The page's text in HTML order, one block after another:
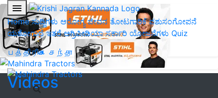
Home ಸುದ್ದಿಗಳು ಆರೋಗ್ಯ ಜೀವನ ತೋಟಗಾರಿಕೆಪಶುಸಂಗೋಪನೆ
ಯಶೋಗಾಥೆ ಇತರೆ ಅಗ್ರಿಪೀಡಿಯಾ ಸರ್ಕಾರಿ ಯೋಜನೆಗಳು Quiz
பத்திரிகை சந்தா
Videos